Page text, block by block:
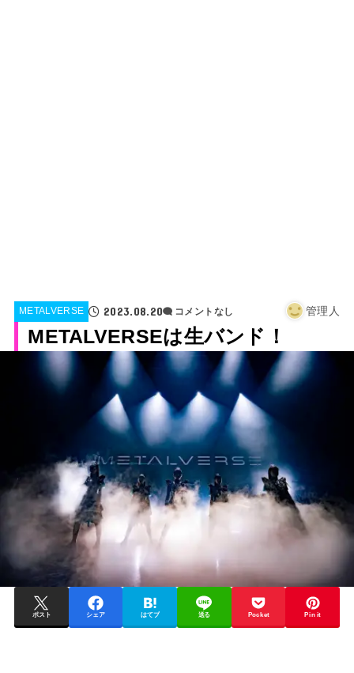
METALVERSE 2023.08.20 コメントなし 管理人
METALVERSEは生バンド！
ポスト シェア はてブ 送る Pocket Pin it